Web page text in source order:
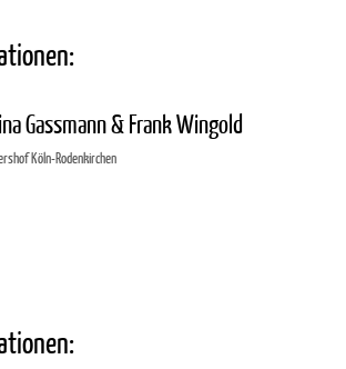
Gassmann & Frank Wingold
Köln-Rodenkirchen